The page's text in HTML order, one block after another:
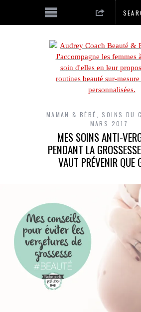
MAMAN & BÉBÉ SOINS DU
MARS 2017
MES SOINS ANTI-
PENDANT LA
VAUT PRÉVENIR QUE